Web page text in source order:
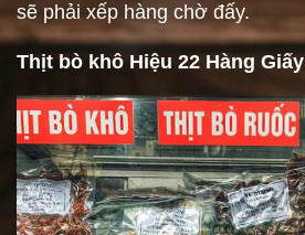
sẽ phải xếp hàng chờ đấy.
Thịt bò khô Hiệu 22 Hàng Giấy